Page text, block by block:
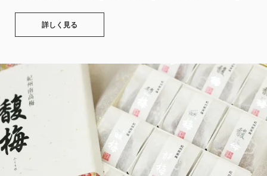
詳しく見る